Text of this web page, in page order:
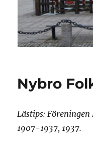
Nybro
Lästips:
1907-1937, 1937.